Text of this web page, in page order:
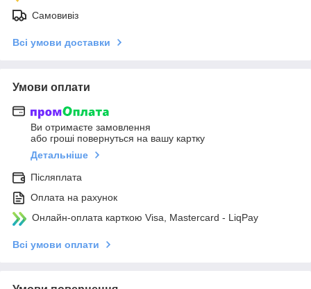
Самовивіз
Всі умови доставки
Умови оплати
Ви отримаєте замовлення
або гроші повернуться на вашу картку
Детальніше
Післяплата
Оплата на рахунок
Онлайн-оплата карткою Visa, Mastercard - LiqPay
Всі умови оплати